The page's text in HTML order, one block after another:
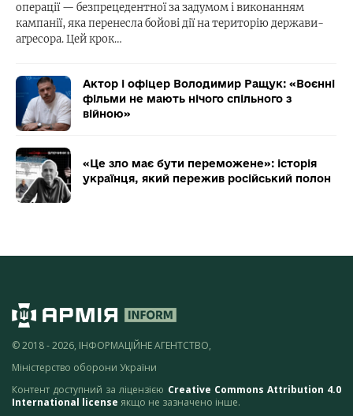
операції — безпрецедентної за задумом і виконанням
кампанії, яка перенесла бойові дії на територію держави-
агресора. Цей крок…
Актор і офіцер Володимир Ращук: «Воєнні
фільми не мають нічого спільного з
війною»
«Це зло має бути переможене»: історія
українця, який пережив російський полон
© 2018 - 2026, ІНФОРМАЦІЙНЕ АГЕНТСТВО,
Міністерство оборони України
Контент доступний за ліцензією Creative Commons Attribution 4.0
International license якщо не зазначено інше.